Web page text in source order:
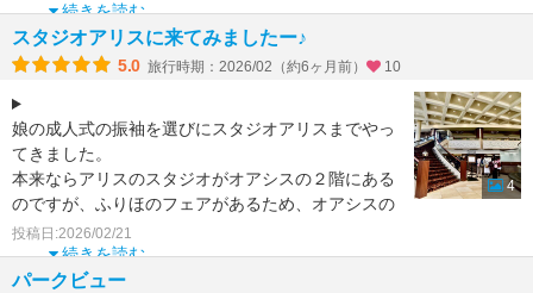
るので運転が下手な私でも安心して来訪でき
続きを読む
スタジオアリスに来てみましたー♪
5.0 旅行時期：2026/02（約6ヶ月前） 10
娘の成人式の振袖を選びにスタジオアリスまでやっ
てきました。
本来ならアリスのスタジオがオアシスの２階にある
のですが、ふりほのフェアがあるため、オアシスの
１階で受付開始。
アリスのスタッフさんは本当
続きを読む
投稿日:2026/02/21
4
パークビュー